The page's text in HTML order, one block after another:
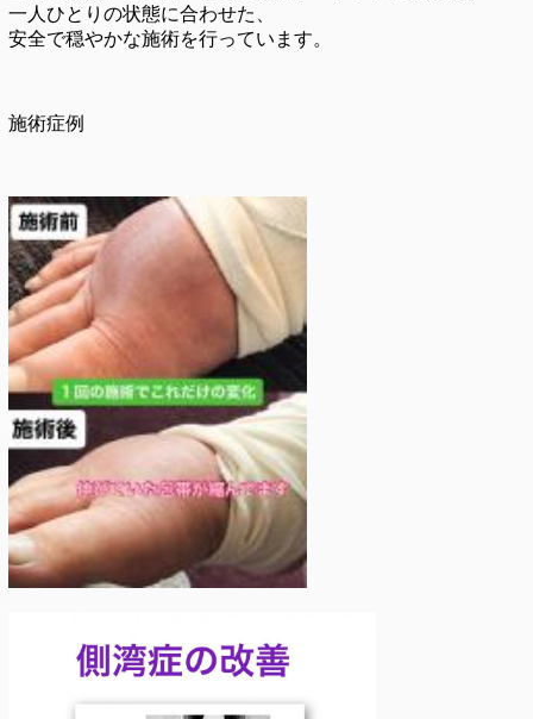
一人ひとりの状態に合わせた、
安全で穏やかな施術を行っています。
施術症例